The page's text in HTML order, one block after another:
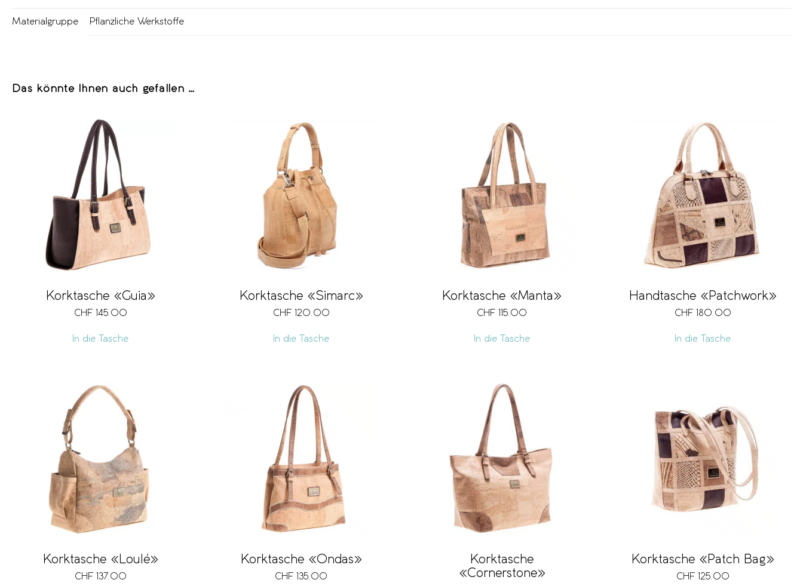
Materialgruppe Pflanzliche Werkstoffe
Das könnte Ihnen auch gefallen …
Korktasche «Guia»
CHF 145.00
In die Tasche
Korktasche «Simarc»
CHF 120.00
In die Tasche
Korktasche «Manta»
CHF 115.00
In die Tasche
Handtasche «Patchwork»
CHF 180.00
In die Tasche
Korktasche «Loulé»
CHF 137.00
Korktasche «Ondas»
CHF 135.00
Korktasche
«Cornerstone»
Korktasche «Patch Bag»
CHF 125.00